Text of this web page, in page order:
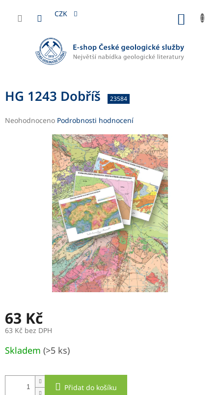
obsah
CZK
HG 1243 Dobříš 23584
Průměrné
Neohodnoceno Podrobnosti hodnocení
63 Kč
63 Kč bez DPH
cena:
Skladem (>5 ks)
Přidat do košíku